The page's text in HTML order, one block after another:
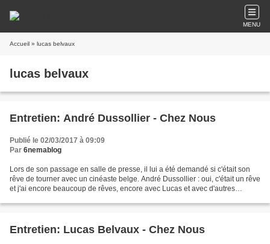
MENU
Accueil » lucas belvaux
lucas belvaux
Entretien: André Dussollier - Chez Nous
Publié le 02/03/2017 à 09:09
Par 6nemablog
Lors de son passage en salle de presse, il lui a été demandé si c'était son
rêve de tourner avec un cinéaste belge. André Dussollier : oui, c'était un rêve
et j'ai encore beaucoup de rêves, encore avec Lucas et avec d'autres
Entretien: Lucas Belvaux - Chez Nous